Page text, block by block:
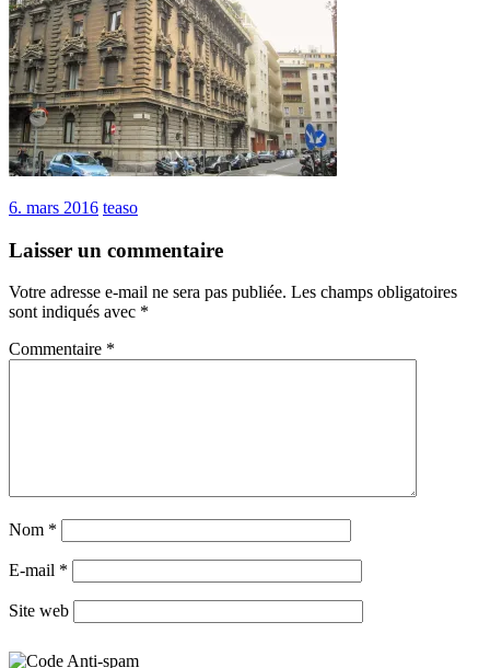
6. mars 2016 teaso
Laisser un commentaire
Votre adresse e-mail ne sera pas publiée. Les champs obligatoires
sont indiqués avec *
Commentaire *
Nom *
E-mail *
Site web